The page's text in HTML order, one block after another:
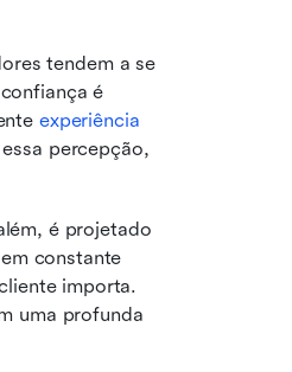
tendem a se
é
experiência
percepção,
é projetado
constante
importa.
uma profunda